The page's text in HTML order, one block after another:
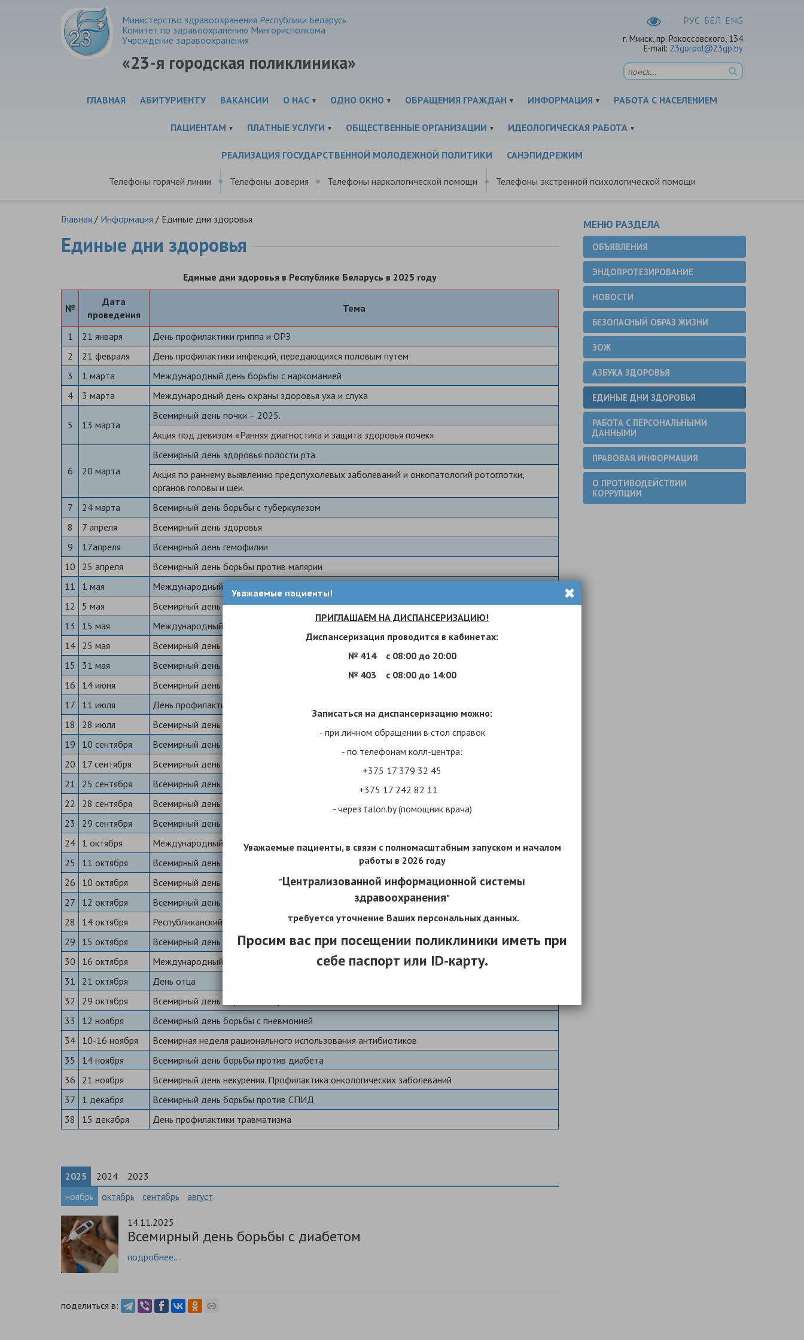
РУC БЕЛ ENG
г. Минск, пр. Рокоссовского, 134
E-mail: 23gorpol@23gp.by
Министерство здравоохранения Республики Беларусь
Комитет по здравоохранению Мингорисполкома
Учреждение здравоохранения
«23-я городская поликлиника»
ГЛАВНАЯ АБИТУРИЕНТУ ВАКАНСИИ О НАС ОДНО ОКНО ОБРАЩЕНИЯ ГРАЖДАН ИНФОРМАЦИЯ РАБОТА С НАСЕЛЕНИЕМ
ПАЦИЕНТАМ ПЛАТНЫЕ УСЛУГИ ОБЩЕСТВЕННЫЕ ОРГАНИЗАЦИИ ИДЕОЛОГИЧЕСКАЯ РАБОТА
РЕАЛИЗАЦИЯ ГОСУДАРСТВЕННОЙ МОЛОДЕЖНОЙ ПОЛИТИКИ САНЭПИДРЕЖИМ
Телефоны горячей линии Телефоны доверия Телефоны наркологической помощи Телефоны экстренной психологической помощи
Главная / Информация / Единые дни здоровья
Единые дни здоровья
Единые дни здоровья в Республике Беларусь в 2025 году
№
Дата
проведения
Тема
1 21 января
День профилактики гриппа и ОРЗ
2
21 февраля
День профилактики инфекций, передающихся половым путем
3
1 марта
Международный день борьбы с наркоманией
4
3 марта Международный день охраны здоровья уха и слуха
5 13 марта
Всемирный день почки – 2025.
Акция под девизом «Ранняя диагностика и защита здоровья почек»
6 20 марта
Всемирный день здоровья полости рта.
Акция по раннему выявлению предопухолевых заболеваний и онкопатологий ротоглотки,
органов головы и шеи.
7
24 марта
Всемирный день борьбы с туберкулезом
8
7 апреля
Всемирный день здоровья
9
17апреля
Всемирный день гемофилии
10
25 апреля
Всемирный день борьбы против малярии
11
1 мая
Международный «Астма-день»
12
5 мая
Всемирный день гигиены рук
13
15 мая
Международный день семьи
14 25 мая
Всемирный день щитовидной железы
15
31 мая
Всемирный день без табака
16
14 июня
Всемирный день донора крови
17
11 июля
День профилактики алкоголизма
18
28 июля
Всемирный день борьбы с гепатитом
19
10 сентября
Всемирный день предотвращения самоубийств
20
17 сентября
Всемирный день безопасности пациентов
21
25 сентября
Всемирный день легких
22
28 сентября
Всемирный день борьбы против бешенства
23
29 сентября
Всемирный день сердца
24 1 октября
Международный день пожилых людей
25
11 октября
Всемирный день паллиативной и хосписной помощи
26
10 октября
Всемирный день психического здоровья
27
12 октября
Всемирный день артрита
28
14 октября
Республиканский день матери
29
15 октября
Всемирный день чистых рук
30
16 октября
Международный день здорового питания
31
21 октября
День отца
32
29 октября
Всемирный день борьбы с псориазом
33
12 ноября
Всемирный день борьбы с пневмонией
34 10-16 ноября
Всемирная неделя рационального использования антибиотиков
35
14 ноября
Всемирный день борьбы против диабета
36
21 ноября
Всемирный день некурения. Профилактика онкологических заболеваний
37
1 декабря
Всемирный день борьбы против СПИД
38
15 декабря День профилактики травматизма
2025 2024
2023
ноябрь
октябрь сентябрь август
14.11.2025
Всемирный день борьбы с диабетом
подробнее...
поделиться в:
МЕНЮ РАЗДЕЛА
ОБЪЯВЛЕНИЯ
ЭНДОПРОТЕЗИРОВАНИЕ
НОВОСТИ
БЕЗОПАСНЫЙ ОБРАЗ ЖИЗНИ
ЗОЖ
АЗБУКА ЗДОРОВЬЯ
ЕДИНЫЕ ДНИ ЗДОРОВЬЯ
РАБОТА С ПЕРСОНАЛЬНЫМИ
ДАННЫМИ
ПРАВОВАЯ ИНФОРМАЦИЯ
О ПРОТИВОДЕЙСТВИИ
КОРРУПЦИИ
Уважаемые пациенты!
ПРИГЛАШАЕМ НА ДИСПАНСЕРИЗАЦИЮ!
Диспансеризация проводится в кабинетах:
№ 414 с 08:00 до 20:00
№ 403 с 08:00 до 14:00
Записаться на диспансеризацию можно:
- при личном обращении в стол справок
- по телефонам колл-центра:
+375 17 379 32 45
+375 17 242 82 11
- через talon.by (помощник врача)
Уважаемые пациенты, в связи с полномасштабным запуском и началом
работы в 2026 году
"Централизованной информационной системы
здравоохранения"
требуется уточнение Ваших персональных данных.
Просим вас при посещении поликлиники иметь при
себе паспорт или ID-карту.